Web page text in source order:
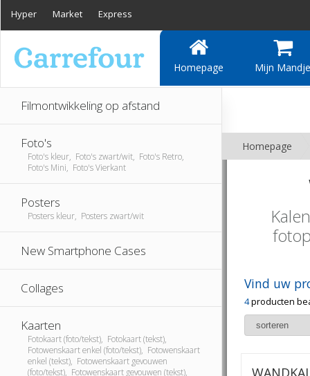
Hyper Market Express
Homepage Mijn Mandje
Filmontwikkeling op afstand
Foto's
Foto's kleur, Foto's zwart/wit, Foto's Retro,
Foto's Mini, Foto's Vierkant
Posters
Posters kleur, Posters zwart/wit
New Smartphone Cases
Collages
Kaarten
Fotokaart (foto/tekst), Fotokaart (tekst),
Fotowenskaart enkel (foto/tekst), Fotowenskaart
enkel (tekst), Fotowenskaart gevouwen
(foto/tekst), Fotowenskaart gevouwen (tekst),
Homepage
Vind uw
4producten